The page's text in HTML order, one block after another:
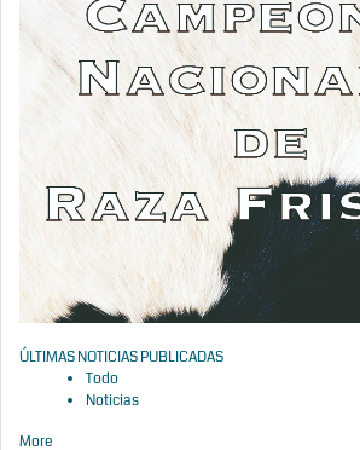
ÚLTIMAS NOTICIAS PUBLICADAS
Todo
Noticias
More